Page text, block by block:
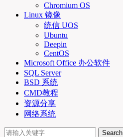
Chromium OS
Linux 镜像
统信 UOS
Ubuntu
Deepin
CentOS
Microsoft Office 办公软件
SQL Server
BSD 系统
CMD教程
资源分享
网络系统
Search